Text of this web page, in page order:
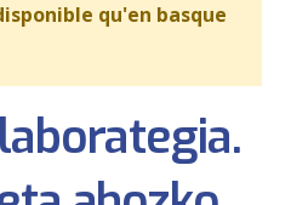
qu'en basque